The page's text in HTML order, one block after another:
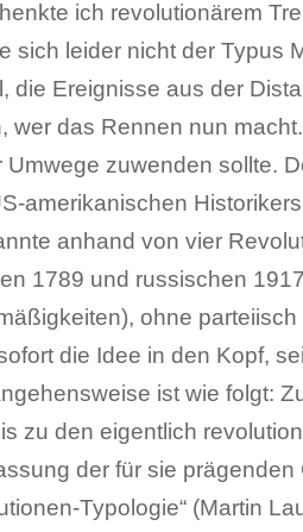
ich revolutionärem
sich leider nicht der Typus
die Ereignisse aus der
wer das Rennen nun
Umwege zuwenden sollte.
amerikanischen
anhand von vier
1789 und russischen
ohne
die Idee in den Kopf,
ist wie folgt:
zu den eigentlich
der für sie
Typologie“ (Martin